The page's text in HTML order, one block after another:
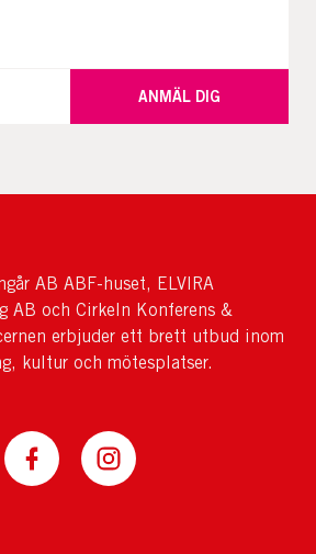
ANMÄL DIG
AB ABF-huset, ELVIRA
AB och Cirkeln Konferens &
erbjuder ett brett utbud inom
kultur och mötesplatser.